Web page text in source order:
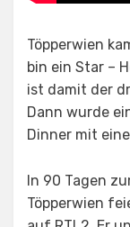
Töpperwien
bin ein Star –
ist damit der
Dann wurde
Dinner mit
In 90 Tagen
Töpperwien